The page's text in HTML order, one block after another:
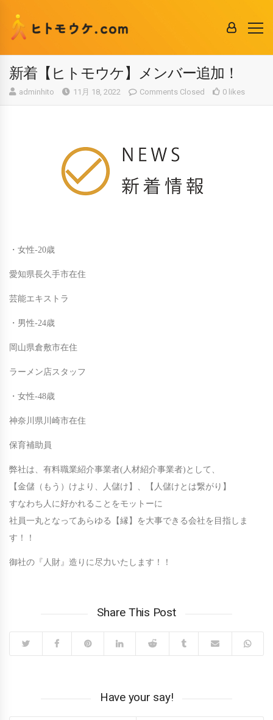
新着【ヒトモウケ】メンバー追加！
adminhito 11月 18, 2022 Comments Closed 0 likes
・女性-20歳
愛知県長久手市在住
芸能エキストラ
・男性-24歳
岡山県倉敷市在住
ラーメン店スタッフ
・女性-48歳
神奈川県川崎市在住
保育補助員
弊社は、有料職業紹介事業者(人材紹介事業者)として、
【金儲（もう）けより、人儲け】、【人儲けとは繋がり】
すなわち人に好かれることをモットーに
社員一丸となってあらゆる【縁】を大事できる会社を目指しま
す！！
御社の『人財』造りに尽力いたします！！
Share This Post
Have your say!